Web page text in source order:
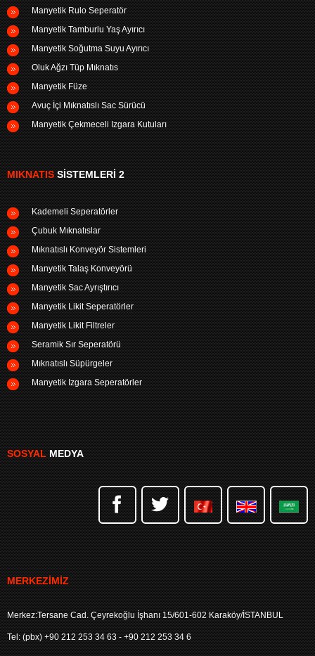
Manyetik Rulo Seperatör
Manyetik Tamburlu Yaş Ayırıcı
Manyetik Soğutma Suyu Ayırıcı
Oluk Ağzı Tüp Mıknatıs
Manyetik Füze
Avuç İçi Mıknatıslı Sac Sürücü
Manyetik Çekmeceli Izgara Kutuları
MIKNATISSISTEMLERI 2
Kademeli Seperatörler
Çubuk Mıknatıslar
Mıknatıslı Konveyör Sistemleri
Manyetik Talaş Konveyörü
Manyetik Sac Ayrıştırıcı
Manyetik Likit Seperatörler
Manyetik Likit Filtreler
Seramik Sır Seperatörü
Mıknatıslı Süpürgeler
Manyetik Izgara Seperatörler
SOSYALMEDYA
MERKEZIMIZ
Merkez:Tersane Cad. Çeyrekoğlu İşhanı 15/601-602 Karaköy/İSTANBUL
Tel: (pbx) +90 212 253 34 63 - +90 212 253 34 6